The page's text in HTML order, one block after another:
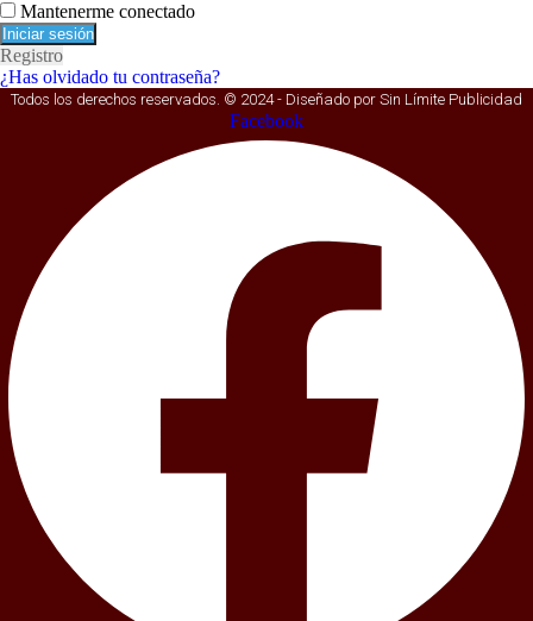
Mantenerme conectado
Registro
¿Has olvidado tu contraseña?
Todos los derechos reservados. © 2024 - Diseñado por Sin Límite Publicidad
Facebook